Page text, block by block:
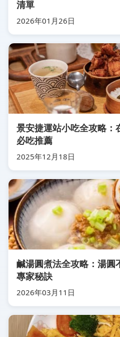
清單
2026年01月26日
景安捷運站小吃全攻略：
必吃推薦
2025年12月18日
鹹湯圓煮法全攻略：湯圓
專家秘訣
2026年03月11日